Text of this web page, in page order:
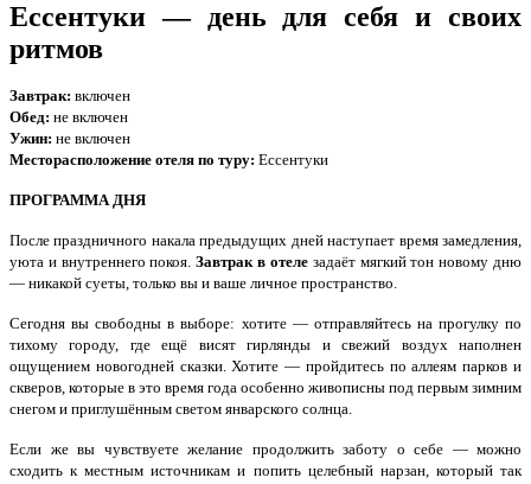
Ессентуки — день для себя и своих
ритмов
Завтрак: включен
Обед: не включен
Ужин: не включен
Месторасположение отеля по туру: Ессентуки
ПРОГРАММА ДНЯ
После праздничного накала предыдущих дней наступает время замедления,
уюта и внутреннего покоя.Завтрак в отелезадаёт мягкий тон новому дню
— никакой суеты, только вы и ваше личное пространство.
Сегодня вы свободны в выборе: хотите — отправляйтесь на прогулку по
тихому городу, где ещё висят гирлянды и свежий воздух наполнен
ощущением новогодней сказки. Хотите — пройдитесь по аллеям парков и
скверов, которые в это время года особенно живописны под первым зимним
снегом и приглушённым светом январского солнца.
Если же вы чувствуете желание продолжить заботу о себе — можно
сходить к местным источникам и попить целебный нарзан, который так